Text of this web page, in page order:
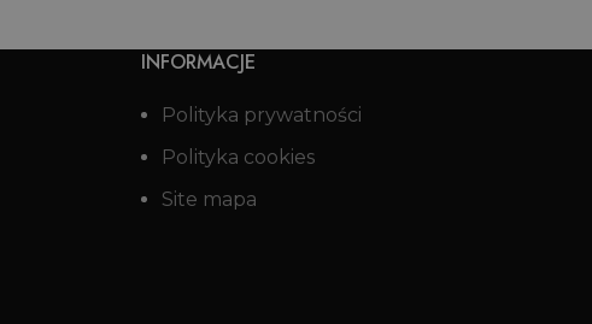
INFORMACJE
Polityka prywatności
Polityka cookies
Site mapa